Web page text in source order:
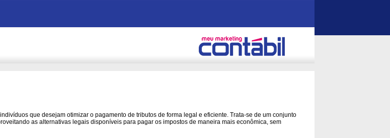
que desejam otimizar o pagamento de tributos de forma legal e eficiente. Trata-se de um conjunto
as alternativas legais disponíveis para pagar os impostos de maneira mais econômica, sem